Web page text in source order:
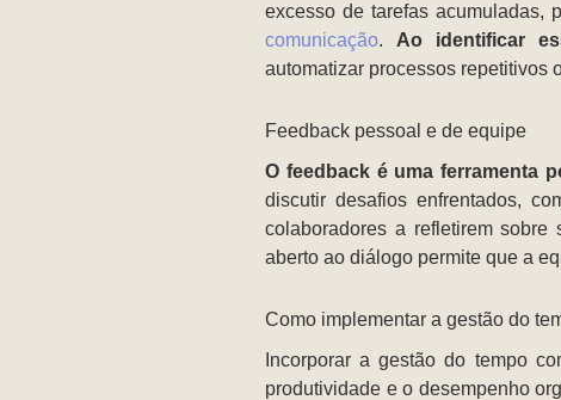
excesso de tarefas acumuladas,
comunicação. Ao identificar
automatizar processos repetitivos
Feedback pessoal e de equipe
O feedback é uma ferramenta
discutir desafios enfrentados,
colaboradores a refletirem
aberto ao diálogo permite que a
Como implementar a gestão do
Incorporar a gestão do tempo
produtividade e o desempenho